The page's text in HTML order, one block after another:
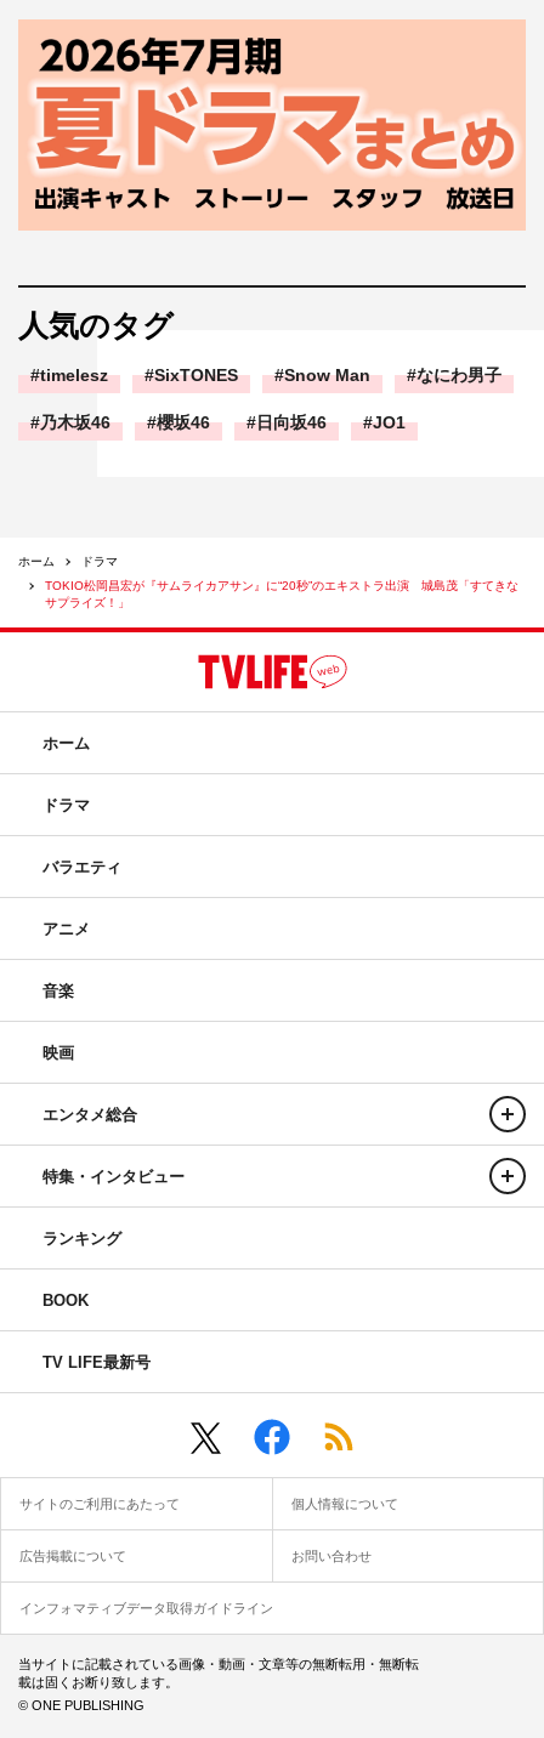
人気のタグ
timelesz SixTONES Snow Man なにわ男子
乃木坂46 櫻坂46 日向坂46 JO1
ホーム
ドラマ
TOKIO松岡昌宏が『サムライカアサン』に“20秒”のエキストラ出演 城島茂「すてきな
サプライズ！」
ホーム
ドラマ
バラエティ
アニメ
音楽
映画
エンタメ総合
特集・インタビュー
ランキング
BOOK
TV LIFE最新号
サイトのご利用にあたって 個人情報について
広告掲載について お問い合わせ
インフォマティブデータ取得ガイドライン
当サイトに記載されている画像・動画・文章等の無断転用・無断転
載は固くお断り致します。
© ONE PUBLISHING